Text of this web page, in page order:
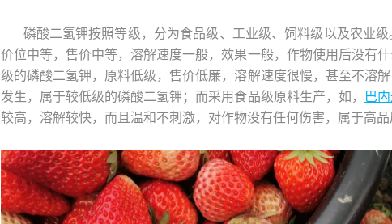
磷酸二氢钾按照等级，分为食品级、工业级、饲料级以及农业
价位中等，售价中等，溶解速度一般，效果一般，作物使用后没有
级的磷酸二氢钾，原料低级，售价低廉，溶解速度很慢，甚至不溶
发生，属于较低级的磷酸二氢钾；而采用食品级原料生产，如，
巴
较高，溶解较快，而且温和不刺激，对作物没有任何伤害，属于高品